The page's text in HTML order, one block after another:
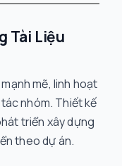
Tài Liệu
mẽ, linh hoạt
nhóm. Thiết kế
triển xây dựng
theo dự án.